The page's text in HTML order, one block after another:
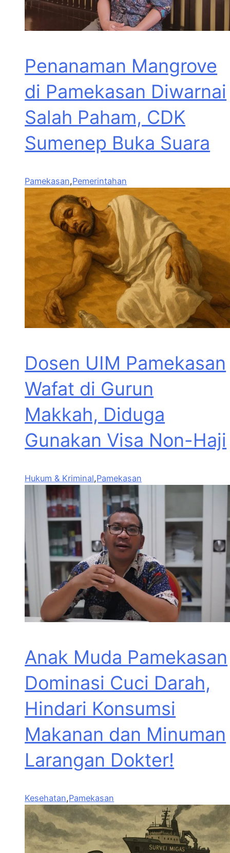
Penanaman Mangrove
di Pamekasan Diwarnai
Salah Paham, CDK
Sumenep Buka Suara
Pamekasan,Pemerintahan
Dosen UIM Pamekasan
Wafat di Gurun
Makkah, Diduga
Gunakan Visa Non-Haji
Hukum & Kriminal,Pamekasan
Anak Muda Pamekasan
Dominasi Cuci Darah,
Hindari Konsumsi
Makanan dan Minuman
Larangan Dokter!
Kesehatan,Pamekasan